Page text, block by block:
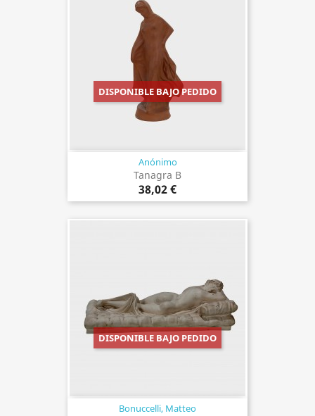
Anónimo
Tanagra B
38,02 €
DISPONIBLE BAJO PEDIDO
Bonuccelli, Matteo
DISPONIBLE BAJO PEDIDO